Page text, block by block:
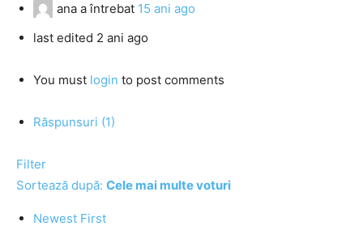
ana a întrebat 15 ani ago
last edited 2 ani ago
You must login to post comments
Răspunsuri (1)
Filter
Sortează după: Cele mai multe voturi
Newest First